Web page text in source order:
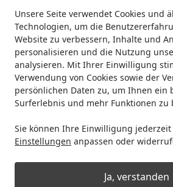
Unsere Seite verwendet Cookies und
Technologien, um die
Website zu verbessern, Inhalte und
personalisieren und die Nutzung
analysieren. Mit Ihrer Einwilligung
Verwendung von Cookies sowie der
persönlichen Daten zu, um Ihnen ein
Surferlebnis und mehr Funktionen zu
Sie können Ihre Einwilligung
Einstellungen anpassen oder
Ja, verstanden
Noch 1 Tag und 17
Spare bis zu 35% auf
von BTR!
Startseite
Motorradteile & Ersatzteile
GPR Endschalldämpfer
Gs - Adventure 2021/
Approv. slip-on
Im